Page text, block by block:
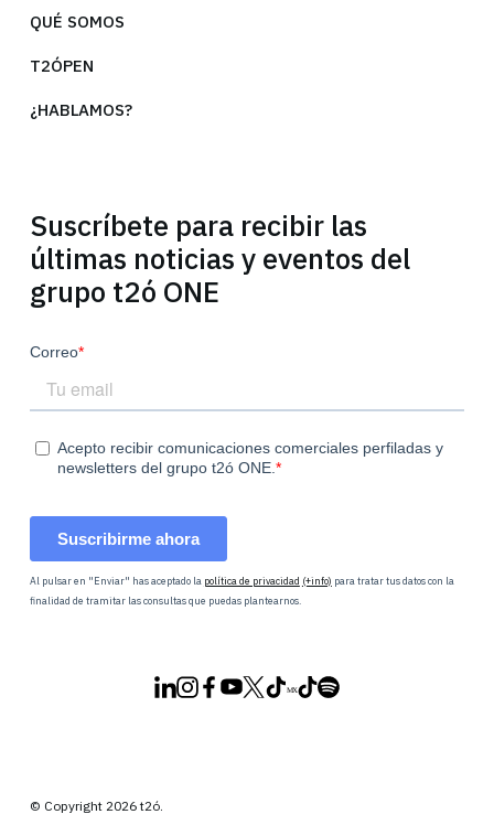
QUÉ SOMOS
T2ÓPEN
¿HABLAMOS?
Suscríbete para recibir las
últimas noticias y eventos del
grupo t2ó ONE
Al pulsar en "Enviar" has aceptado la política de privacidad (+info) para tratar tus datos con la
finalidad de tramitar las consultas que puedas plantearnos.
© Copyright 2026 t2ó.